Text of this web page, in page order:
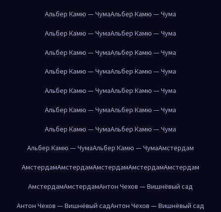
Альбер Камю — ЧумаАльбер Камю — Чума
Альбер Камю — ЧумаАльбер Камю — Чума
Альбер Камю — ЧумаАльбер Камю — Чума
Альбер Камю — ЧумаАльбер Камю — Чума
Альбер Камю — ЧумаАльбер Камю — Чума
Альбер Камю — ЧумаАльбер Камю — Чума
Альбер Камю — ЧумаАльбер Камю — Чума
Альбер Камю — ЧумаАльбер Камю — ЧумаАмстердам
АмстердамАмстердамАмстердамАмстердамАмстердам
АмстердамАмстердамАнтон Чехов — Вишнёвый сад
Антон Чехов — Вишнёвый садАнтон Чехов — Вишнёвый сад